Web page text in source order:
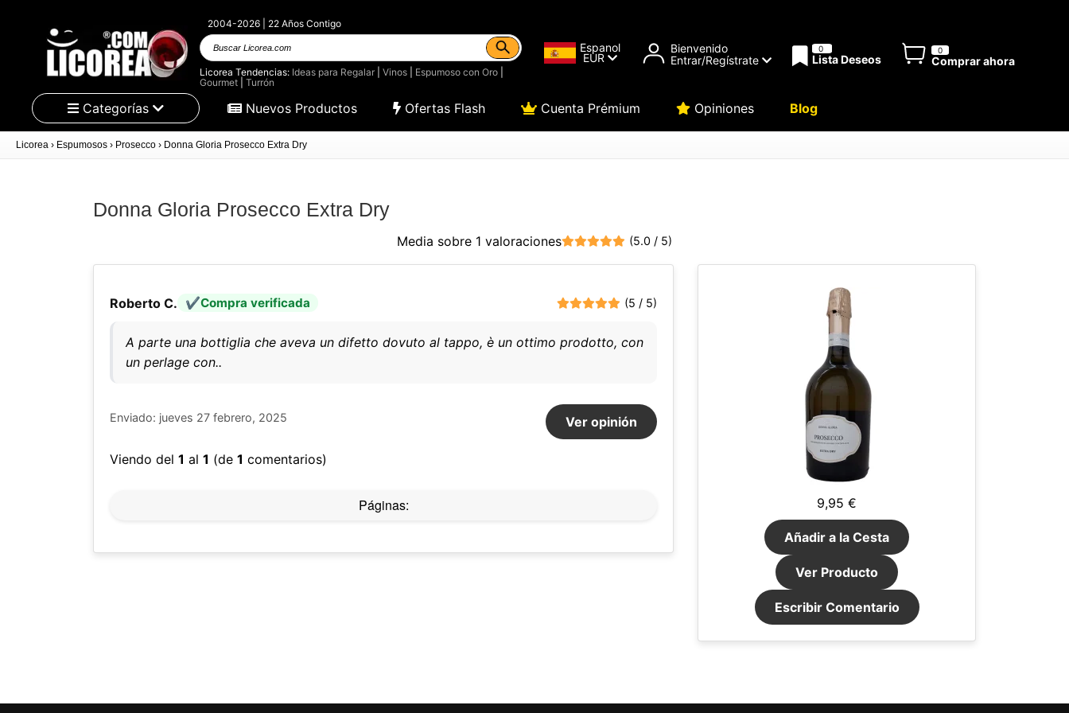
2004-2026 | 22 Años Contigo
Buscar
Licorea.com
Licorea Tendencias: Ideas para Regalar| Vinos| Espumoso con Oro|
Gourmet| Turrón
Espanol
EUR
Bienvenido
Entrar/Regístrate
0
Lista Deseos
0
Comprar ahora
Categorías Nuevos Productos Ofertas Flash Cuenta Prémium Opiniones Blog
Licorea › Espumosos › Prosecco › Donna Gloria Prosecco Extra Dry
Donna Gloria Prosecco Extra Dry
Media sobre 1 valoraciones (5.0 / 5)
Roberto C. Compra verificada (5 / 5)
A parte una bottiglia che aveva un difetto dovuto al tappo, è un ottimo prodotto, con
un perlage con..
Enviado: jueves 27 febrero, 2025 Ver opinión
Viendo del 1 al 1 (de 1 comentarios)
Páginas: 9,95 €
Añadir a la Cesta
Ver Producto
Escribir Comentario